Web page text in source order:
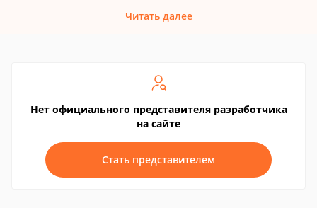
Читать далее
Нет официального представителя разработчика
на сайте
Стать представителем